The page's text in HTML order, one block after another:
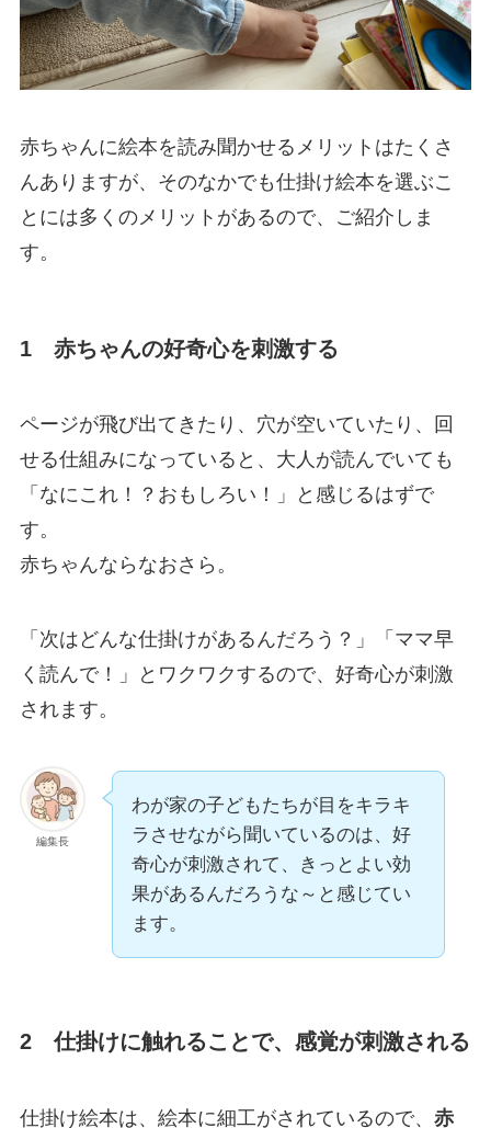
赤ちゃんに絵本を読み聞かせるメリットはたくさ
んありますが、そのなかでも仕掛け絵本を選ぶこ
とには多くのメリットがあるので、ご紹介しま
す。
1 赤ちゃんの好奇心を刺激する
ページが飛び出てきたり、穴が空いていたり、回
せる仕組みになっていると、大人が読んでいても
「なにこれ！？おもしろい！」と感じるはずで
す。
赤ちゃんならなおさら。
「次はどんな仕掛けがあるんだろう？」「ママ早
く読んで！」とワクワクするので、好奇心が刺激
されます。
編集長
わが家の子どもたちが目をキラキ
ラさせながら聞いているのは、好
奇心が刺激されて、きっとよい効
果があるんだろうな～と感じてい
ます。
2 仕掛けに触れることで、感覚が刺激される
仕掛け絵本は、絵本に細工がされているので、 赤